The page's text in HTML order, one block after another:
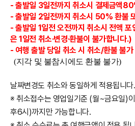
- 출발일 3일전까지취소시 결제금액
- 출발일 2일전까지 취소시 50% 환불
- 출발일 1일전 오전까지 취소시 전액
은 1일전 취소·변경·환불이 불가합니다.)
- 여행 출발 당일 취소 시 취소/환불 불가
(지각 및 불참시에도 환불 불가)
날짜변경도 취소와 동일하게 적용됩니다.
※ 취소접수는 영업일기준 (월~금요일)
후6시)까지만 가능합니다.